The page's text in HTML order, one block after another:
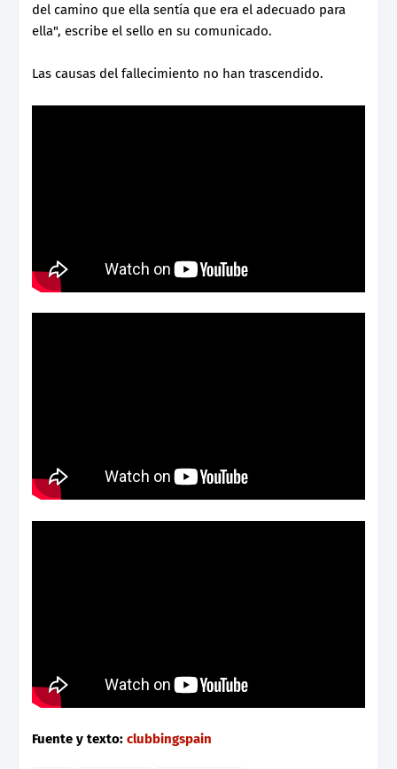
del camino que ella sentía que era el adecuado para
ella", escribe el sello en su comunicado.
Las causas del fallecimiento no han trascendido.
Fuente y texto: clubbingspain